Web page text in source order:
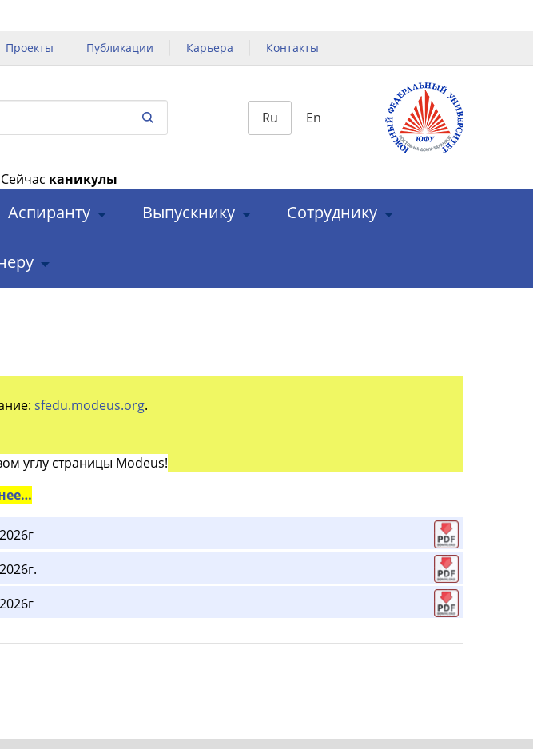
Проекты Публикации Карьера Контакты
Ru En
Сейчас каникулы
Аспиранту Выпускнику Сотруднику
sfedu.modeus.org.
углу страницы Modeus!